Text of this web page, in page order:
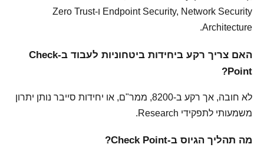
Endpoint Security, Network Security ו-Zero Trust
Architecture.
האם צריך רקע ביחידות ביטחוניות לעבוד ב-Check
Point?
לא חובה, אך רקע ב-8200, ממר"ם, או יחידות סייבר נותן יתרון
משמעותי לתפקידי Research.
מה תהליך הגיוס ב-Check Point?